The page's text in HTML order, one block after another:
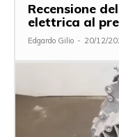
Recensione
elettrica al
Edgardo Gilio - 20/12/